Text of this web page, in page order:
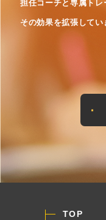
担任コーチと専属トレ
その効果を拡張してい
TOP